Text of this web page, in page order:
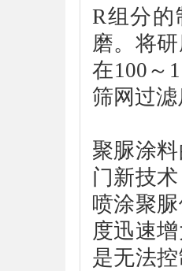
R组分
磨。将
在100～
筛网过
聚脲涂
门新技
喷涂聚
度迅速
是无法